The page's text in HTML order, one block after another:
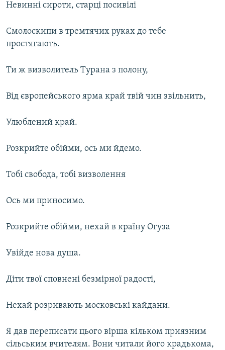
Невинні сироти, старці посивілі
Смолоскипи в тремтячих руках до тебе
простягають.
Ти ж визволитель Турана з полону,
Від європейського ярма край твій чин звільнить,
Улюблений край.
Розкрийте обійми, ось ми йдемо.
Тобі свобода, тобі визволення
Ось ми приносимо.
Розкрийте обійми, нехай в країну Огуза
Увійде нова душа.
Діти твої сповнені безмірної радості,
Нехай розривають московські кайдани.
Я дав переписати цього вірша кільком приязним
сільським вчителям. Вони читали його крадькома,